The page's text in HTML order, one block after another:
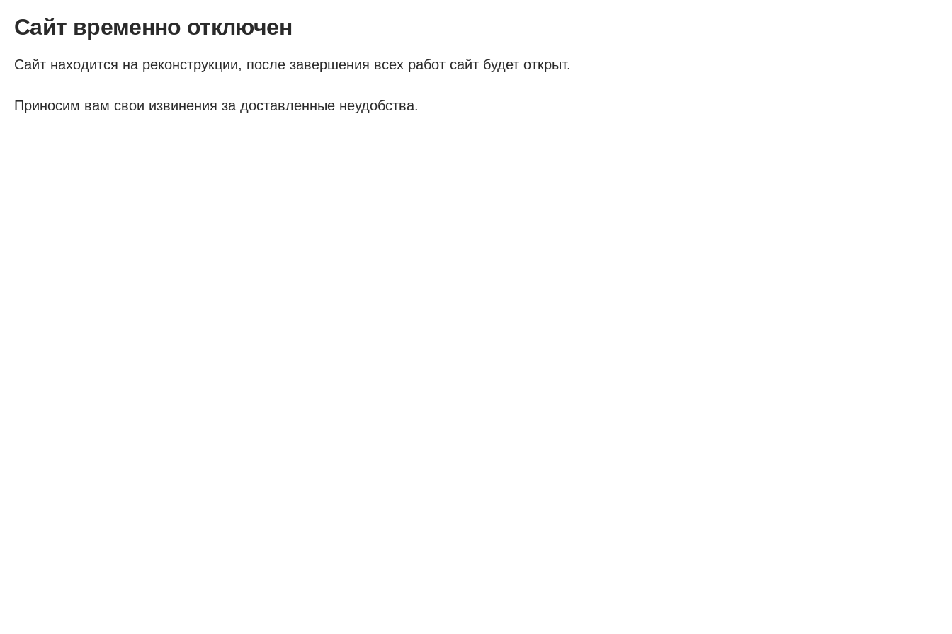
Сайт временно отключен
Сайт находится на реконструкции, после завершения всех работ сайт будет открыт.
Приносим вам свои извинения за доставленные неудобства.